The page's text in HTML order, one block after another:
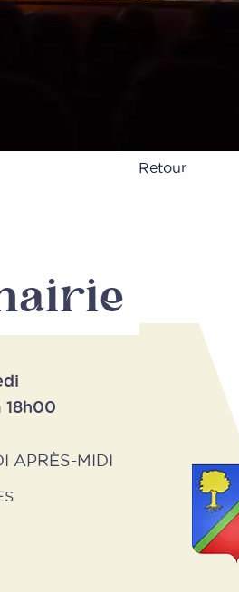
Retour
18h00
APRÈS-MIDI